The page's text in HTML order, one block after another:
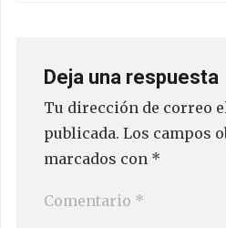
Deja una respuesta
Tu dirección de correo
publicada. Los campos
marcados con *